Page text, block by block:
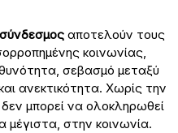
σύνδεσμοςαποτελούν τους
κοινωνίας,
σεβασμό μεταξύ
ανεκτικότητα. Χωρίς την
μπορεί να ολοκληρωθεί
μέγιστα, στην κοινωνία.